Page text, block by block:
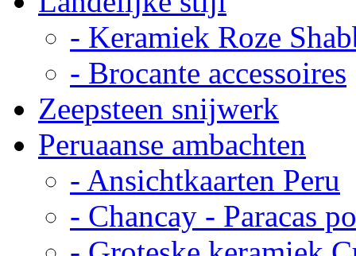
- Keramiek Roze
- Brocante accessoires
Zeepsteen snijwerk
Peruaanse ambachten
- Ansichtkaarten Peru
- Chancay - Paracas